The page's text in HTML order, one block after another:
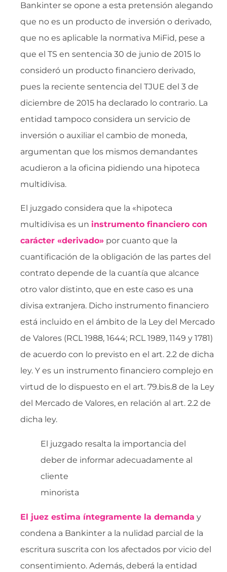
Bankinter se opone a esta pretensión alegando
que no es un producto de inversión o derivado,
que no es aplicable la normativa MiFid, pese a
que el TS en sentencia 30 de junio de 2015 lo
consideró un producto financiero derivado,
pues la reciente sentencia del TJUE del 3 de
diciembre de 2015 ha declarado lo contrario. La
entidad tampoco considera un servicio de
inversión o auxiliar el cambio de moneda,
argumentan que los mismos demandantes
acudieron a la oficina pidiendo una hipoteca
multidivisa.
El juzgado considera que la «hipoteca
multidivisa es un instrumento financiero con
carácter «derivado» por cuanto que la
cuantificación de la obligación de las partes del
contrato depende de la cuantía que alcance
otro valor distinto, que en este caso es una
divisa extranjera. Dicho instrumento financiero
está incluido en el ámbito de la Ley del Mercado
de Valores (RCL 1988, 1644; RCL 1989, 1149 y 1781)
de acuerdo con lo previsto en el art. 2.2 de dicha
ley. Y es un instrumento financiero complejo en
virtud de lo dispuesto en el art. 79.bis.8 de la Ley
del Mercado de Valores, en relación al art. 2.2 de
dicha ley.
El juzgado resalta la importancia del
deber de informar adecuadamente al
cliente
minorista
El juez estima íntegramente la demanda y
condena a Bankinter a la nulidad parcial de la
escritura suscrita con los afectados por vicio del
consentimiento. Además, deberá la entidad